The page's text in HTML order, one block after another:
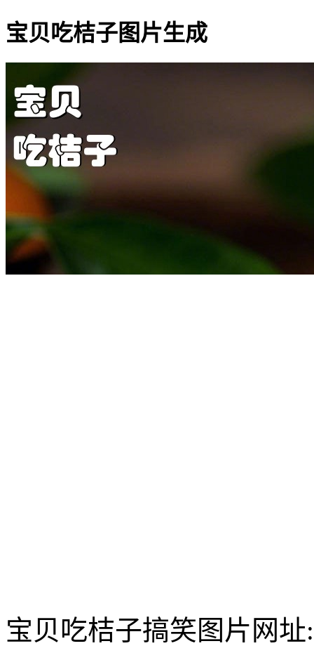
宝贝吃桔子图片生成
宝贝吃桔子搞笑图片网址